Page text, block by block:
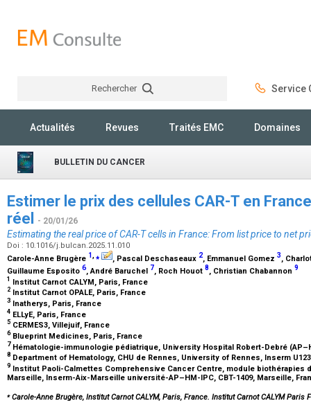
Rechercher Service
Actualités Revues Traités EMC Domaines
BULLETIN DU CANCER
Estimer le prix des cellules CAR-T en
réel
- 20/01/26
Estimating the real price of CAR-T cells in France: From list price to net
Doi : 10.1016/j.bulcan.2025.11.010
Carole-Anne Brugère 1,⁎ , Pascal Deschaseaux 2, Emmanuel Gomez 3,
Guillaume Esposito 6, André Baruchel 7, Roch Houot 8, Christian Chabannon 9
1 Institut Carnot CALYM, Paris, France
2 Institut Carnot OPALE, Paris, France
3 Inatherys, Paris, France
4 ELLyE, Paris, France
5 CERMES3, Villejuif, France
6Blueprint Medicines, Paris, France
7 Hématologie-immunologie pédiatrique, University Hospital Robert-Debré
8 Department of Hematology, CHU de Rennes, University of Rennes, Inserm
9 Institut Paoli-Calmettes Comprehensive Cancer Centre, module biothérapies
Marseille, Inserm-Aix-Marseille université-AP–HM-IPC, CBT-1409, Marseille,
⁎Carole-Anne Brugère, Institut Carnot CALYM, Paris, France. Institut Carnot CALYM Paris